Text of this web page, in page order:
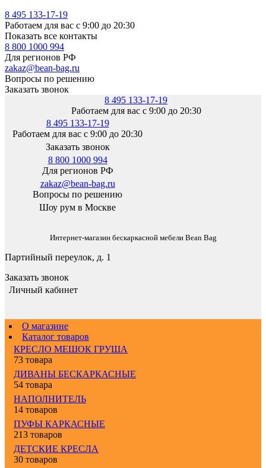
8 495 133-17-19
Работаем для вас с 9:00 до 20:30
Показать все контакты
8 800 1000 994
Для регионов РФ
zakaz@bean-bag.ru
Вопросы по решению
Заказать звонок
8 495 133-17-19
Работаем для вас с 9:00 до 20:30
8 495 133-17-19
Работаем для вас с 9:00 до 20:30
Заказать звонок
8 800 1000 994
Для регионов РФ
zakaz@bean-bag.ru
Вопросы по решению
Шоу рум в Москве
Интернет-магазин бескаркасной мебели Bean Bag
Партийный переулок, д. 1
Заказать звонок
Личный кабинет
О магазине
Каталог товаров
КРЕСЛО МЕШОК ГРУША
73 товара
ДИВАНЫ БЕСКАРКАСНЫЕ
54 товара
НАПОЛНИТЕЛЬ
14 товаров
ПУФЫ КАРКАСНЫЕ
213 товаров
ДЕТСКИЕ КРЕСЛА
30 товаров